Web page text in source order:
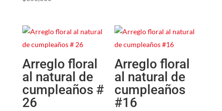
Arreglo floral
al natural de
cumpleaños #
26
Arreglo floral
al natural de
cumpleaños
#16